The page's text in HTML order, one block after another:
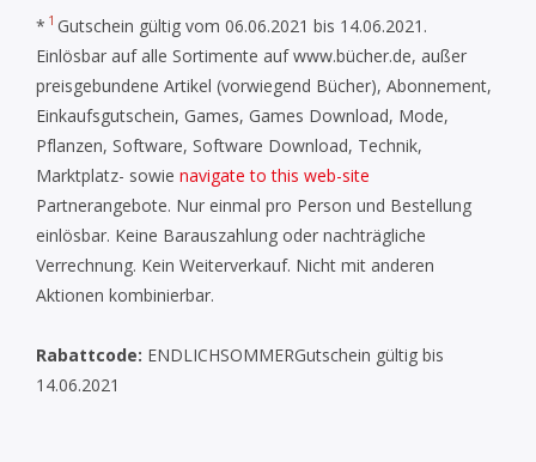
* 1 Gutschein gültig vom 06.06.2021 bis 14.06.2021.
Einlösbar auf alle Sortimente auf www.bücher.de, außer
preisgebundene Artikel (vorwiegend Bücher), Abonnement,
Einkaufsgutschein, Games, Games Download, Mode,
Pflanzen, Software, Software Download, Technik,
Marktplatz- sowie navigate to this web-site
Partnerangebote. Nur einmal pro Person und Bestellung
einlösbar. Keine Barauszahlung oder nachträgliche
Verrechnung. Kein Weiterverkauf. Nicht mit anderen
Aktionen kombinierbar.
Rabattcode: ENDLICHSOMMERGutschein gültig bis
14.06.2021